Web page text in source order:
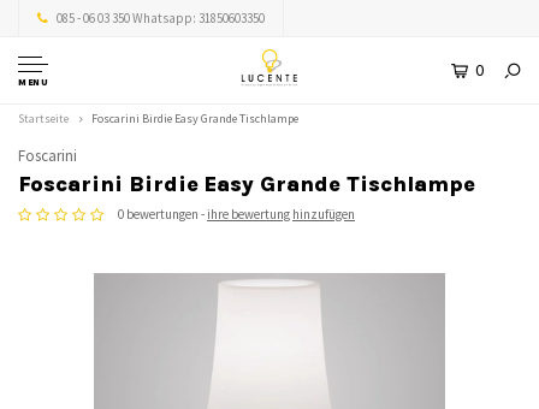
085 - 06 03 350 Whatsapp: 31850603350
MENU
0
Startseite Foscarini Birdie Easy Grande Tischlampe
Foscarini
Foscarini Birdie Easy Grande Tischlampe
0 bewertungen - ihre bewertung hinzufügen